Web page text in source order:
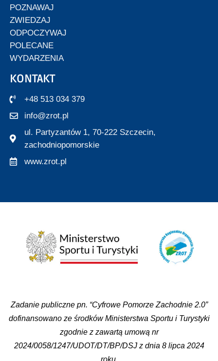
POZNAWAJ
ZWIEDZAJ
ODPOCZYWAJ
POLECANE
WYDARZENIA
KONTAKT
+48 513 034 379
info@zrot.pl
ul. Partyzantów 1, 70-222 Szczecin,
zachodniopomorskie
www.zrot.pl
Zadanie publiczne pn. “Cyfrowe Pomorze Zachodnie 2.0”
dofinansowano ze środków Ministerstwa Sportu i Turystyki
zgodnie z zawartą umową nr
2024/0058/1247/UDOT/DT/BP/DSJ z dnia 8 lipca 2024
roku.